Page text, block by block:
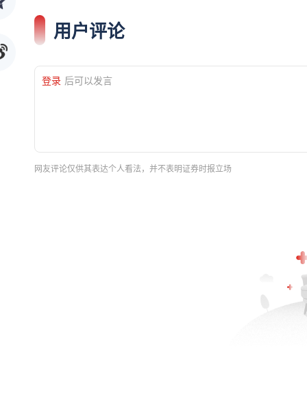
用户评论
登录 后可以发言
网友评论仅供其表达个人看法，并不表明证券时报立场